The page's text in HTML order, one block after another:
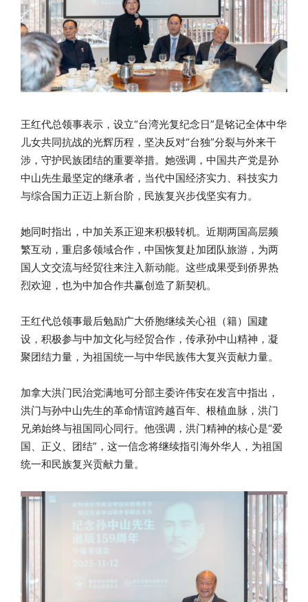
王红代总领事表示，设立“台湾光复纪念日”是铭记全体中华
儿女共同抗战的光辉历程，坚决反对“台独”分裂与外来干
涉，守护民族团结的重要举措。她强调，中国共产党是孙
中山先生最坚定的继承者，当代中国经济实力、科技实力
与综合国力正迈上新台阶，民族复兴步伐坚实有力。
她同时指出，中加关系正迎来积极转机。近期两国高层频
繁互动，重启多领域合作，中国恢复赴加团队旅游，为两
国人文交流与经贸往来注入新动能。这些成果受到侨界热
烈欢迎，也为中加合作共赢创造了新契机。
王红代总领事最后勉励广大侨胞继续关心祖（籍）国建
设，积极参与中加文化与经贸合作，传承孙中山精神，凝
聚团结力量，为祖国统一与中华民族伟大复兴贡献力量。
加拿大洪门民治党满地可分部主委许伟安在发言中指出，
洪门与孙中山先生的革命情谊跨越百年、根植血脉，洪门
兄弟始终与祖国同心同行。他强调，洪门精神的核心是“爱
国、正义、团结”，这一信念将继续指引海外华人，为祖国
统一和民族复兴贡献力量。